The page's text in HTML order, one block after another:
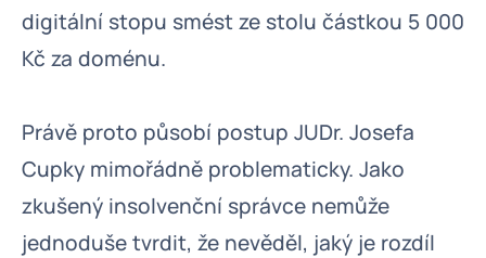
digitální stopu smést ze stolu částkou 5 000
Kč za doménu.
Právě proto působí postup JUDr. Josefa
Cupky mimořádně problematicky. Jako
zkušený insolvenční správce nemůže
jednoduše tvrdit, že nevěděl, jaký je rozdíl